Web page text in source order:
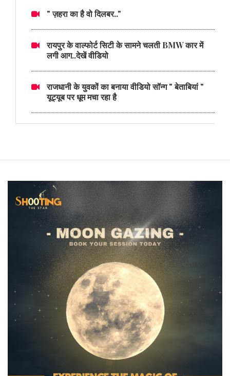
" ज़हरा का है वो दिलबर.."
रायपुर के वाल्फोर्ट सिटी के सामने चलती BMW कार में
लगी आग..देखें वीडियो
राजधानी के युवकों का बनाया वीडियो सॉन्ग " बेताबियां "
यूट्यूब पर धूम मचा रहा है